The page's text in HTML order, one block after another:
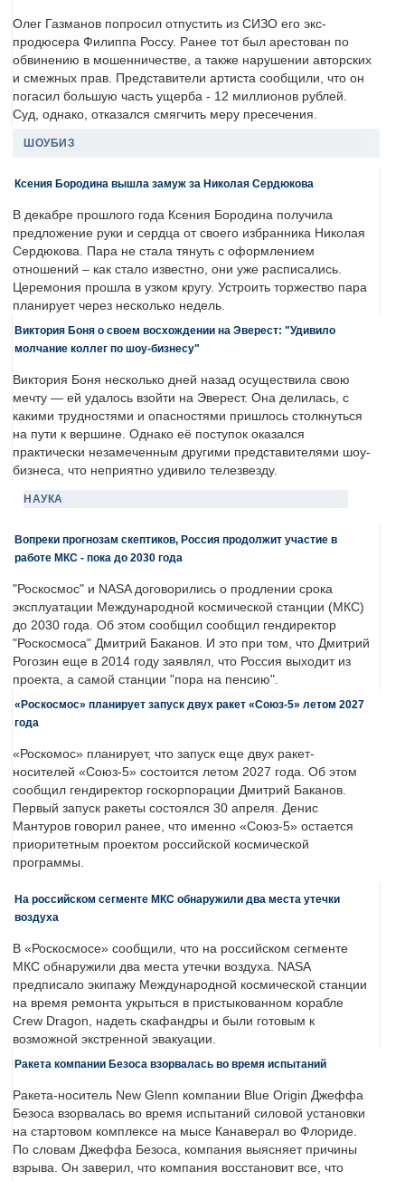
Олег Газманов попросил отпустить из СИЗО его экс-
продюсера Филиппа Россу. Ранее тот был арестован по
обвинению в мошенничестве, а также нарушении авторских
и смежных прав. Представители артиста сообщили, что он
погасил большую часть ущерба - 12 миллионов рублей.
Суд, однако, отказался смягчить меру пресечения.
ШОУБИЗ
Ксения Бородина вышла замуж за Николая Сердюкова
В декабре прошлого года Ксения Бородина получила
предложение руки и сердца от своего избранника Николая
Сердюкова. Пара не стала тянуть с оформлением
отношений – как стало известно, они уже расписались.
Церемония прошла в узком кругу. Устроить торжество пара
планирует через несколько недель.
Виктория Боня о своем восхождении на Эверест: "Удивило
молчание коллег по шоу-бизнесу"
Виктория Боня несколько дней назад осуществила свою
мечту — ей удалось взойти на Эверест. Она делилась, с
какими трудностями и опасностями пришлось столкнуться
на пути к вершине. Однако её поступок оказался
практически незамеченным другими представителями шоу-
бизнеса, что неприятно удивило телезвезду.
НАУКА
Вопреки прогнозам скептиков, Россия продолжит участие в
работе МКС - пока до 2030 года
"Роскосмос" и NASA договорились о продлении срока
эксплуатации Международной космической станции (МКС)
до 2030 года. Об этом сообщил сообщил гендиректор
"Роскосмоса" Дмитрий Баканов. И это при том, что Дмитрий
Рогозин еще в 2014 году заявлял, что Россия выходит из
проекта, а самой станции "пора на пенсию".
«Роскосмос» планирует запуск двух ракет «Союз-5» летом 2027
года
«Роскомос» планирует, что запуск еще двух ракет-
носителей «Союз-5» состоится летом 2027 года. Об этом
сообщил гендиректор госкорпорации Дмитрий Баканов.
Первый запуск ракеты состоялся 30 апреля. Денис
Мантуров говорил ранее, что именно «Союз-5» остается
приоритетным проектом российской космической
программы.
На российском сегменте МКС обнаружили два места утечки
воздуха
В «Роскосмосе» сообщили, что на российском сегменте
МКС обнаружили два места утечки воздуха. NASA
предписало экипажу Международной космической станции
на время ремонта укрыться в пристыкованном корабле
Crew Dragon, надеть скафандры и были готовым к
возможной экстренной эвакуации.
Ракета компании Безоса взорвалась во время испытаний
Ракета-носитель New Glenn компании Blue Origin Джеффа
Безоса взорвалась во время испытаний силовой установки
на стартовом комплексе на мысе Канаверал во Флориде.
По словам Джеффа Безоса, компания выясняет причины
взрыва. Он заверил, что компания восстановит все, что